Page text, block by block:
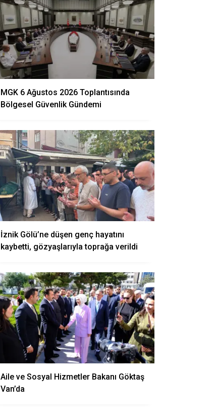
MGK 6 Ağustos 2026 Toplantısında
Bölgesel Güvenlik Gündemi
İznik Gölü’ne düşen genç hayatını
kaybetti, gözyaşlarıyla toprağa verildi
Aile ve Sosyal Hizmetler Bakanı Göktaş
Van’da